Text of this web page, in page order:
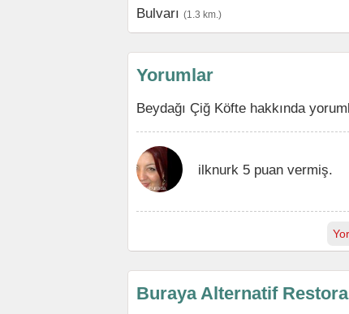
Bulvarı (1.3 km.)
Yorumlar
Beydağı Çiğ Köfte hakkında
ilknurk 5 puan vermiş.
Buraya Alternatif